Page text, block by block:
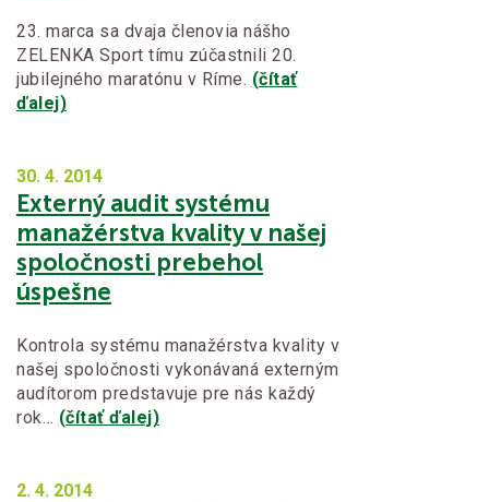
23. marca sa dvaja členovia nášho
ZELENKA Sport tímu zúčastnili 20.
jubilejného maratónu v Ríme. (čítať
ďalej)
30. 4. 2014
Externý audit systému
manažérstva kvality v našej
spoločnosti prebehol
úspešne
Kontrola systému manažérstva kvality v
našej spoločnosti vykonávaná externým
audítorom predstavuje pre nás každý
rok… (čítať ďalej)
2. 4. 2014